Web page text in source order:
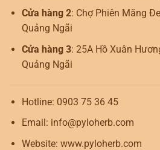
Cửa hàng 2: Chợ Phiên Măng
Quảng Ngãi
Cửa hàng 3: 25A Hồ Xuân
Quảng Ngãi
Hotline: 0903 75 36 45
Email: info@pyloherb.com
Website: www.pyloherb.com